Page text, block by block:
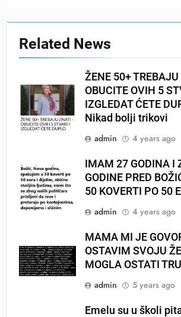
Related News
ŽENE 50+
OBUCITE OVIH 5
IZGLEDAT ĆETE
Nikad bolji trikovi
admin
4 years ago
IMAM 27 GODINA I
GODINE PRED
50 KOVERTI PO 50
admin
4 years ago
MAMA MI JE
OSTAVIM SVOJU
MOGLA OSTATI
admin
5 years ago
Emelu su u školi